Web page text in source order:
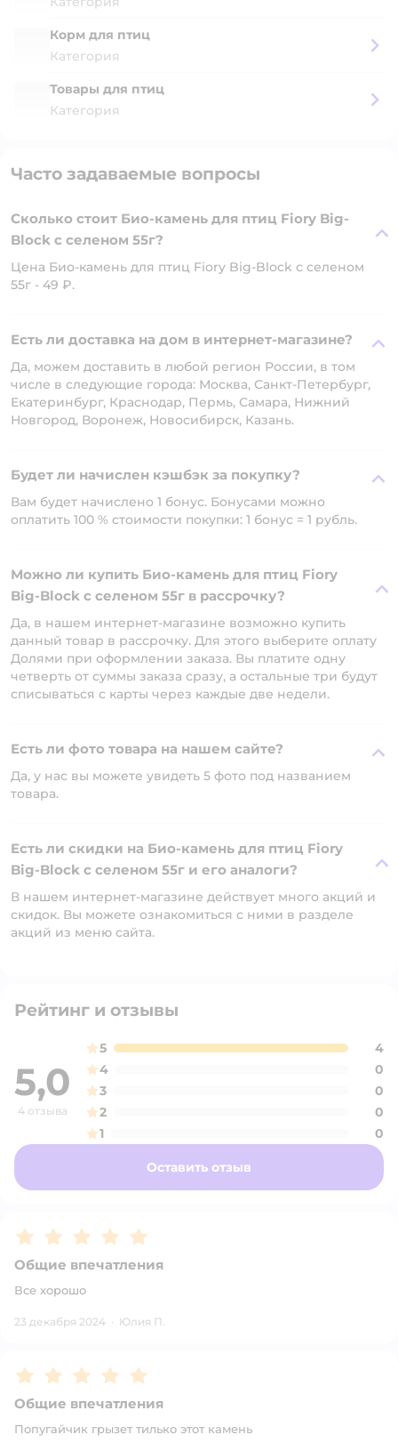
Корм для птиц
Категория
Товары для птиц
Категория
Часто задаваемые вопросы
Сколько стоит Био-камень для птиц Fiory Big-
Block с селеном 55г?
Цена Био-камень для птиц Fiory Big-Block с селеном
55г - 49 ₽.
Есть ли доставка на дом в интернет-магазине?
Да, можем доставить в любой регион России, в том
числе в следующие города: Москва, Санкт-Петербург,
Екатеринбург, Краснодар, Пермь, Самара, Нижний
Новгород, Воронеж, Новосибирск, Казань.
Будет ли начислен кэшбэк за покупку?
Вам будет начислено 1 бонус. Бонусами можно
оплатить 100 % стоимости покупки: 1 бонус = 1 рубль.
Можно ли купить Био-камень для птиц Fiory
Big-Block с селеном 55г в рассрочку?
Да, в нашем интернет-магазине возможно купить
данный товар в рассрочку. Для этого выберите оплату
Долями при оформлении заказа. Вы платите одну
четверть от суммы заказа сразу, а остальные три будут
списываться с карты через каждые две недели.
Есть ли фото товара на нашем сайте?
Да, у нас вы можете увидеть 5 фото под названием
товара.
Есть ли скидки на Био-камень для птиц Fiory
Big-Block с селеном 55г и его аналоги?
В нашем интернет-магазине действует много акций и
скидок. Вы можете ознакомиться с ними в разделе
акций из меню сайта.
Рейтинг и отзывы
5,0
4 отзыва
5
4
4
0
3
0
2
0
1
0
Оставить отзыв
Рейтинг:5
Общие впечатления
Все хорошо
23 декабря 2024 · Юлия П.
Рейтинг:5
Общие впечатления
Попугайчик грызет тилько этот камень